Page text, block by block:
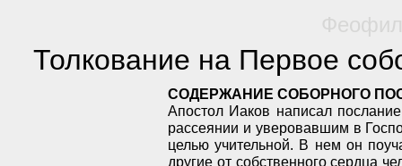
Толкование на Первое
СОДЕРЖАНИЕ СОБОРНОГО
Апостол Иаков написал
рассеянии и уверовавшим в
целью учительной. В нем он
другие от собственного сердца